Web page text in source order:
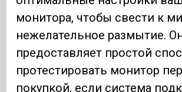
монитора, чтобы свести к
нежелательное размытие.
предоставляет простой
протестировать монитор
покупкой, если система